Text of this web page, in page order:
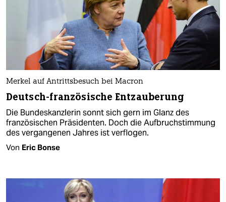
Merkel auf Antrittsbesuch bei Macron
Deutsch-französische Entzauberung
Die Bundeskanzlerin sonnt sich gern im Glanz des
französischen Präsidenten. Doch die Aufbruchstimmung
des vergangenen Jahres ist verflogen.
Von Eric Bonse